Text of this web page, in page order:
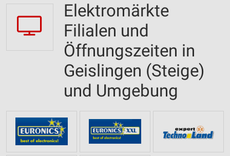
Elektromärkte
Filialen und
Öffnungszeiten in
Geislingen (Steige)
und Umgebung